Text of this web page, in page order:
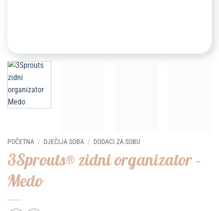
POČETNA / DJEČIJA SOBA / DODACI ZA SOBU
3Sprouts® zidni organizator –
Medo